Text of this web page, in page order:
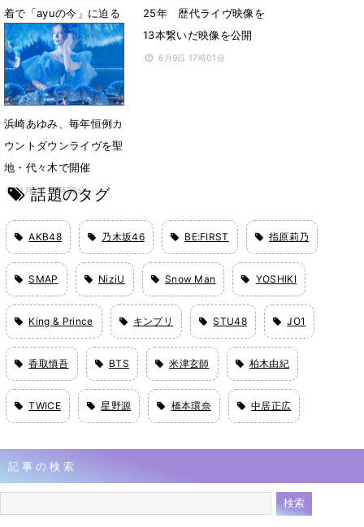
着で「ayuの今」に迫る
6月19日 18時14分
25年 歴代ライヴ映像を
13本繋いだ映像を公開
6月9日 17時01分
浜崎あゆみ、毎年恒例カ
ウントダウンライヴを聖
地・代々木で開催
1月2日 16時28分
話題のタグ
AKB48 乃木坂46 BE:FIRST 指原莉乃
SMAP NiziU Snow Man YOSHIKI
King & Prince キンプリ STU48 JO1
香取慎吾 BTS 米津玄師 柏木由紀
TWICE 星野源 橋本環奈 中居正広
記事の検索